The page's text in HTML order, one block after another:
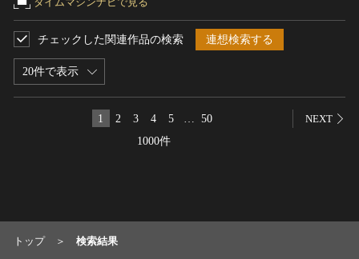
20件で表示
チェックした関連作品の検索 連想検索する
1000件
1 2 3 4 5 50 NEXT
有形民俗文化財
史跡
古墳
海浜
トップ 検索結果